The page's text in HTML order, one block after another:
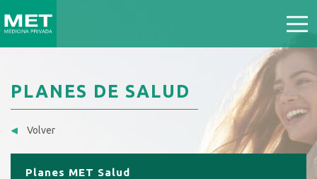
PLANES DE SALUD
Volver
Planes MET Salud